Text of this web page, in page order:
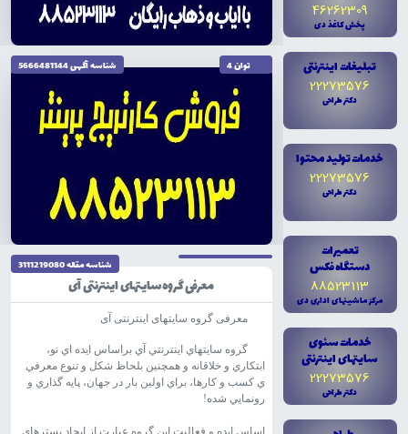
46262309
پخش کاغذ دى
تبليغات اينترنتى
22273576
دکتر طراحى
خدمات توليد محتوا
22273576
دکتر طراحى
تعميرات
دستگاه فکس
88523113
مرکز ماشينهاى ادارى دى
خدمات سئوى
سايتهاى اينترنتى
22273576
دکتر طراحى
توان 4 شناسه آگهى 5666481144
تاریخ نگارش 1404/10/04
شناسه مقاله 3111219080
معرفی گروه سایتهای اینترنتی آی
معرفی گروه سایتهای اینترنتی آی
گروه سايتهاي اينترنتي آي براساس ايده اي نو،
ابتکاري و خلاقانه و همچنين بلحاظ شکل و تنوع معرفي
ي کسب و کارها، براي اولين بار در جهان، پايه گذاري و
رونمايي شده!
اساس ايده و فعاليت اين گروه عبارت از ايجاد بسترهاي